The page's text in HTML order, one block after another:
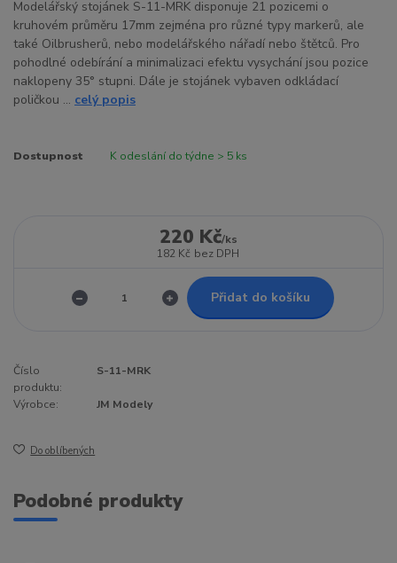
Modelářský stojánek S-11-MRK disponuje 21 pozicemi o
kruhovém průměru 17mm zejména pro různé typy markerů, ale
také Oilbrusherů, nebo modelářského nářadí nebo štětců. Pro
pohodlné odebírání a minimalizaci efektu vysychání jsou pozice
naklopeny 35° stupni. Dále je stojánek vybaven odkládací
poličkou ... celý popis
Dostupnost K odeslání do týdne > 5 ks
220 Kč/ks
182 Kč bez DPH
Přidat do košíku
Číslo
produktu:
S-11-MRK
Výrobce: JM Modely
Do oblíbených
Podobné produkty